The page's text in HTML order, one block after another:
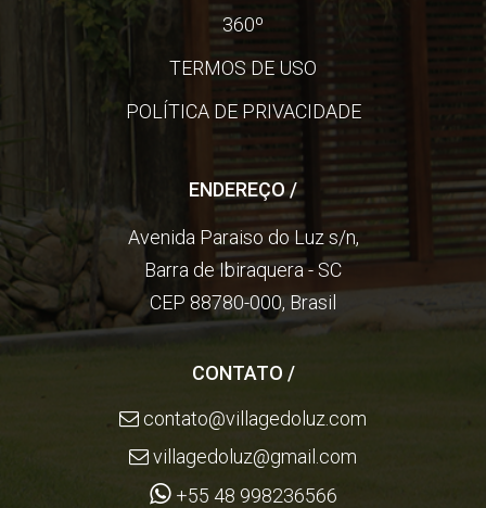
360º
TERMOS DE USO
POLÍTICA DE PRIVACIDADE
ENDEREÇO /
Avenida Paraiso do Luz s/n,
Barra de Ibiraquera - SC
CEP 88780-000, Brasil
CONTATO /
contato@villagedoluz.com
villagedoluz@gmail.com
+55 48 998236566